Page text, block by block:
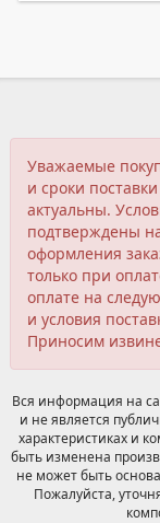
Уважаемые
и сроки
актуальны.
подтверждены
оформления
только при
оплате на
и условия
Приносим
Вся информация на
и не является
характеристиках и
быть изменена
не может быть
Пожалуйста,